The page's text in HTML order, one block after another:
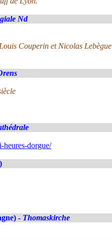
Nd
Couperin et Nicolas Lebègue
heures-dorgue/
- Thomaskirche